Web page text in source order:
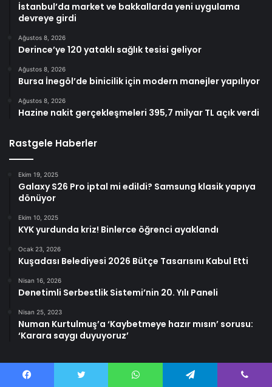
İstanbul’da market ve bakkallarda yeni uygulama
devreye girdi
Ağustos 8, 2026
Derince’ye 120 yataklı sağlık tesisi geliyor
Ağustos 8, 2026
Bursa İnegöl’de binicilik için modern manejler yapılıyor
Ağustos 8, 2026
Hazine nakit gerçekleşmeleri 395,7 milyar TL açık verdi
Rastgele Haberler
Ekim 19, 2025
Galaxy S26 Pro iptal mi edildi? Samsung klasik yapıya
dönüyor
Ekim 10, 2025
KYK yurdunda kriz! Binlerce öğrenci ayaklandı
Ocak 23, 2026
Kuşadası Belediyesi 2026 Bütçe Tasarısını Kabul Etti
Nisan 16, 2026
Denetimli Serbestlik Sistemi’nin 20. Yılı Paneli
Nisan 25, 2023
Numan Kurtulmuş’a ‘Kaybetmeye hazır mısın’ sorusu:
‘Karara saygı duyuyoruz’